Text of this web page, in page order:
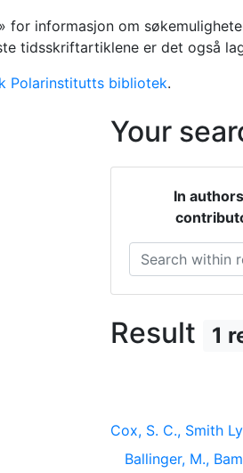
for informasjon om
tidsskriftartiklene er det også
Polarinstitutts bibliotek.
Your
In
Search within
Result 1
Cox, S. C., Smith
Ballinger, M.,